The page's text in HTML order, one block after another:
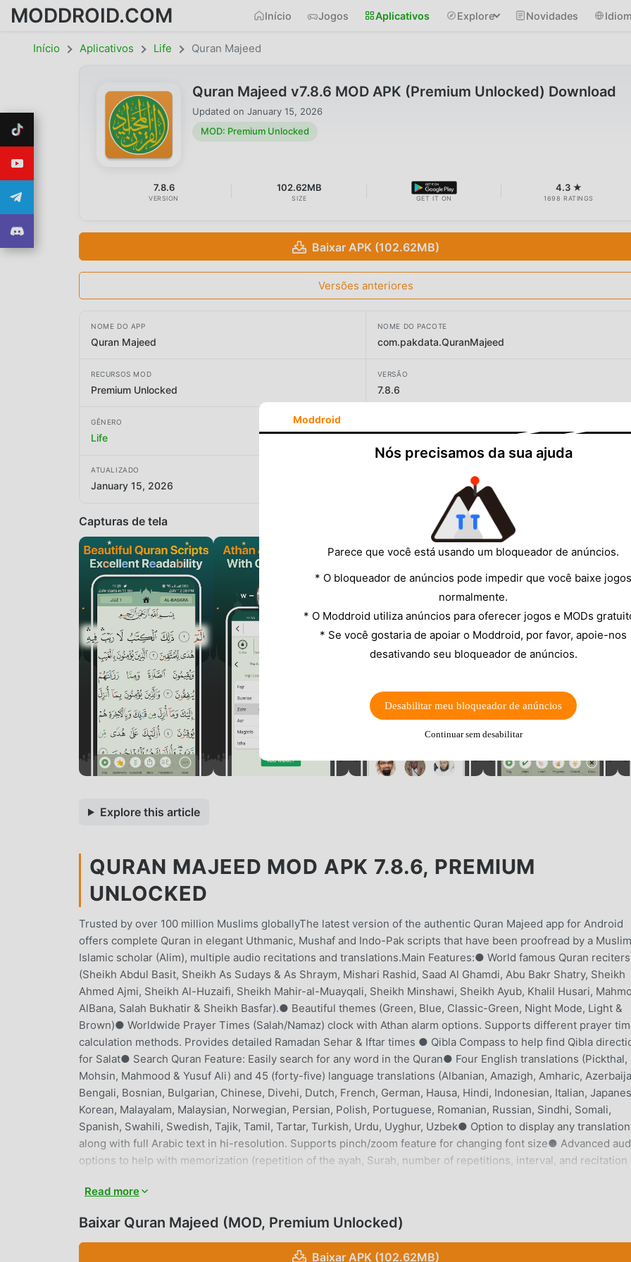
MODDROID.COM Início Jogos Aplicativos Explore Novidades
Início Aplicativos Life Quran Majeed
Quran Majeed v7.8.6 MOD APK (Premium Unlocked) Download
Updated on January 15, 2026
MOD: Premium Unlocked
7.8.6
VERSION
102.62MB
SIZE GET IT ON
4.3 ★
1698 RATINGS
Baixar APK (102.62MB)
Versões anteriores
NOME DO APP
Quran Majeed
NOME DO PACOTE
com.pakdata.QuranMajeed
RECURSOS MOD
Premium Unlocked
VERSÃO
7.8.6
GÊNERO
Life Pakdata
ATUALIZADO
January 15, 2026
Capturas de tela
Explore this article
QURAN MAJEED MOD APK 7.8.6, PREMIUM
UNLOCKED
Trusted by over 100 million Muslims globallyThe latest version of the authentic Quran Majeed app for Android
offers complete Quran in elegant Uthmanic, Mushaf and Indo-Pak scripts that have been proofread by a Muslim
Islamic scholar (Alim), multiple audio recitations and translations.Main Features:● World famous Quran reciters
(Sheikh Abdul Basit, Sheikh As Sudays & As Shraym, Mishari Rashid, Saad Al Ghamdi, Abu Bakr Shatry, Sheikh
Ahmed Ajmi, Sheikh Al-Huzaifi, Sheikh Mahir-al-Muayqali, Sheikh Minshawi, Sheikh Ayub, Khalil Husari,
AlBana, Salah Bukhatir & Sheikh Basfar).● Beautiful themes (Green, Blue, Classic-Green, Night Mode, Light &
Brown)● Worldwide Prayer Times (Salah/Namaz) clock with Athan alarm options. Supports different prayer
calculation methods. Provides detailed Ramadan Sehar & Iftar times ● Qibla Compass to help find Qibla
for Salat● Search Quran Feature: Easily search for any word in the Quran● Four English translations (Pickthal,
Mohsin, Mahmood & Yusuf Ali) and 45 (forty-five) language translations (Albanian, Amazigh, Amharic,
Bengali, Bosnian, Bulgarian, Chinese, Divehi, Dutch, French, German, Hausa, Hindi, Indonesian, Italian,
Korean, Malayalam, Malaysian, Norwegian, Persian, Polish, Portuguese, Romanian, Russian, Sindhi, Somali,
Spanish, Swahili, Swedish, Tajik, Tamil, Tartar, Turkish, Urdu, Uyghur, Uzbek● Option to display any translation
along with full Arabic text in hi-resolution. Supports pinch/zoom feature for changing font size● Advanced
options to help with memorization (repetition of the ayah, Surah, number of repetitions, interval, and recitation
Quality)● English Transliteration.● Option to display any translation along with full Arabic text.●
Makkah and Medinah live● Halal Places & Masjids near you● Hijri Calender● Quran Engagement Meter●
Majeed tips ● Visual Quran● Quran TV● Allah Names with audio● Hifz feature (includes voice
Read more
Baixar Quran Majeed (MOD, Premium Unlocked)
Baixar APK (102.62MB)
Moddroid
Nós precisamos da sua ajuda
Parece que você está usando um bloqueador de anúncios.
* O bloqueador de anúncios pode impedir que você baixe jogos
normalmente.
* O Moddroid utiliza anúncios para oferecer jogos e MODs
* Se você gostaria de apoiar o Moddroid, por favor, apoie-nos
desativando seu bloqueador de anúncios.
Desabilitar meu bloqueador de anúncios
Continuar sem desabilitar